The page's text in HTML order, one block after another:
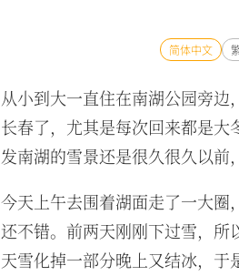
简体中文
从小到大一直住在南湖公园旁
长春了，尤其是每次回来都是大
发南湖的雪景还是很久很久以前
今天上午去围着湖面走了一大
还不错。前两天刚刚下过雪，
天雪化掉一部分晚上又结冰，于